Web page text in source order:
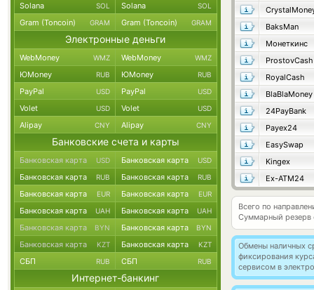
BaksMan
Монеткинс
ProstovCash
RoyalCash
BlaBlaMoney
24PayBank
Payex24
EasySwap
Kingex
Ex-ATM24
Всего по
Суммарный резерв
Обмены наличных
фиксирования
сервисом в
Solana SOL Solana SOL
Gram (Toncoin) GRAM Gram (Toncoin) GRAM
Электронные деньги
WebMoney WMZ WebMoney WMZ
ЮMoney RUB ЮMoney RUB
PayPal USD PayPal USD
Volet USD Volet USD
Alipay CNY Alipay CNY
Банковские счета и карты
Банковская карта USD Банковская карта USD
Банковская карта RUB Банковская карта RUB
Банковская карта EUR Банковская карта EUR
Банковская карта UAH Банковская карта UAH
Банковская карта BYN Банковская карта BYN
Банковская карта KZT Банковская карта KZT
СБП RUB СБП RUB
Интернет-банкинг